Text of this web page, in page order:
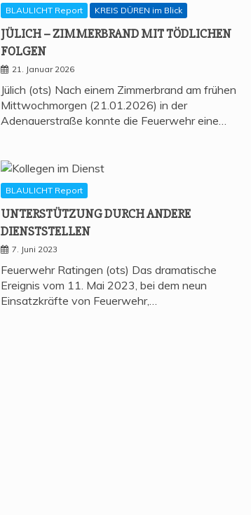
BLAULICHT Report KREIS DÜREN im Blick
JÜLICH – ZIM­MER­BRAND MIT TÖD­LI­CHEN
FOLGEN
21. Januar 2026
Jülich (ots) Nach einem Zimmerbrand am frühen
Mittwochmorgen (21.01.2026) in der
Adenauerstraße konnte die Feuerwehr eine…
BLAULICHT Report
UNTER­STÜT­ZUNG DURCH ANDE­RE
DIENSTSTELLEN
7. Juni 2023
Feuerwehr Ratingen (ots) Das dramatische
Ereignis vom 11. Mai 2023, bei dem neun
Einsatzkräfte von Feuerwehr,…